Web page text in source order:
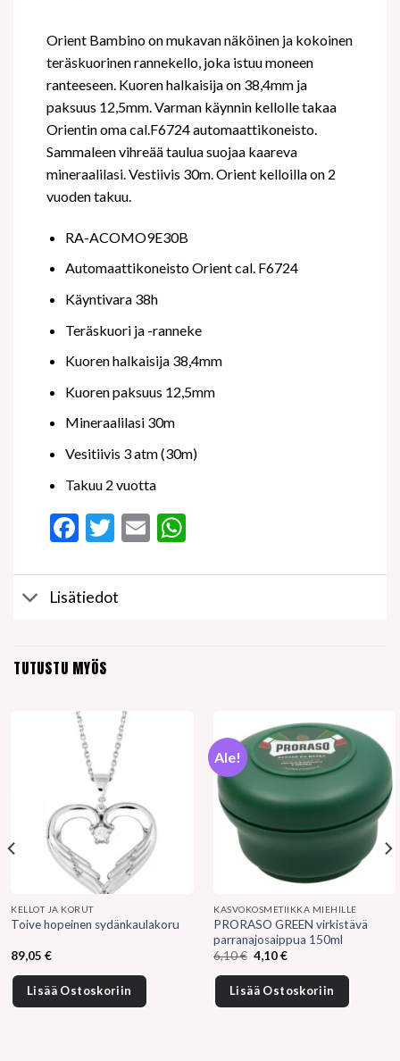
Orient Bambino on mukavan näköinen ja kokoinen
teräskuorinen rannekello, joka istuu moneen
ranteeseen. Kuoren halkaisija on 38,4mm ja
paksuus 12,5mm. Varman käynnin kellolle takaa
Orientin oma cal.F6724 automaattikoneisto.
Sammaleen vihreää taulua suojaa kaareva
mineraalilasi. Vestiivis 30m. Orient kelloilla on 2
vuoden takuu.
RA-ACOMO9E30B
Automaattikoneisto Orient cal. F6724
Käyntivara 38h
Teräskuori ja -ranneke
Kuoren halkaisija 38,4mm
Kuoren paksuus 12,5mm
Mineraalilasi 30m
Vesitiivis 3 atm (30m)
Takuu 2 vuotta
Facebook
Twitter
EmailWhatsApp
Lisätiedot
TUTUSTU MYÖS
KELLOT JA KORUT
Toive hopeinen sydänkaulakoru
89,05€
Lisää Ostoskoriin
Ale!
KASVOKOSMETIIKKA MIEHILLE
PRORASO GREEN virkistävä
parranajosaippua 150ml
6,10€ Alkuperäinen
hinta
oli:
6,10 €.
4,10€Nykyinen
on:
4,10 €.
Lisää Ostoskoriin